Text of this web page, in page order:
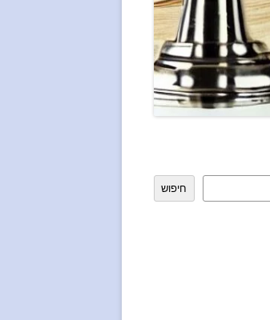
חיפוש